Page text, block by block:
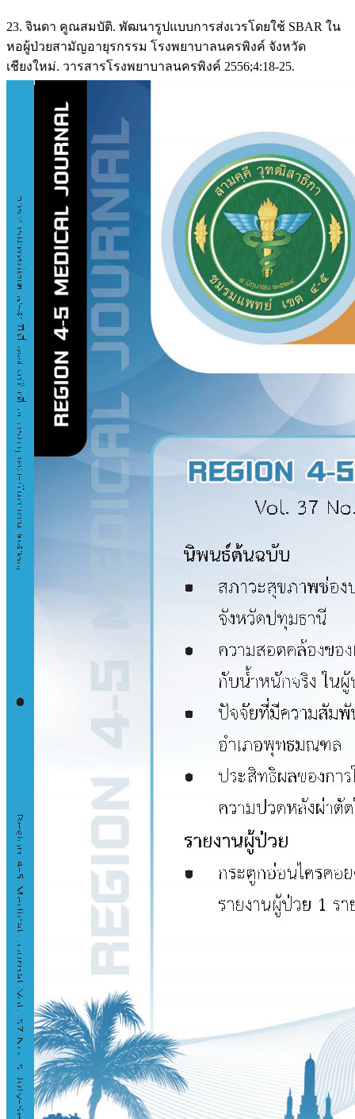
23. จินดา คูณสมบัติ. พัฒนารูปแบบการส่งเวรโดยใช้ SBAR ใน
หอผู้ป่วยสามัญอายุรกรรม โรงพยาบาลนครพิงค์ จังหวัด
เชียงใหม่. วารสารโรงพยาบาลนครพิงค์ 2556;4:18-25.